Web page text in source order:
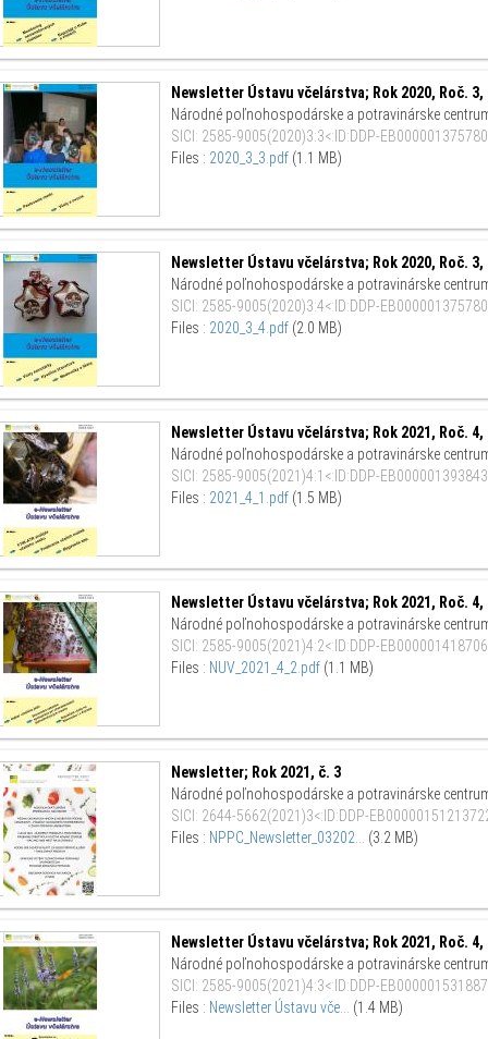
Newsletter Ústavu včelárstva; Rok 2020, Roč. 3,
Národné poľnohospodárske a potravinárske
SICI : 2585-9005(2020)3:3<:ID:DDP-
Files : 2020_3_3.pdf (1.1 MB)
Newsletter Ústavu včelárstva; Rok 2020, Roč. 3,
Národné poľnohospodárske a potravinárske
SICI : 2585-9005(2020)3:4<:ID:DDP-
Files : 2020_3_4.pdf (2.0 MB)
Newsletter Ústavu včelárstva; Rok 2021, Roč. 4,
Národné poľnohospodárske a potravinárske
SICI : 2585-9005(2021)4:1<:ID:DDP-
Files : 2021_4_1.pdf (1.5 MB)
Newsletter Ústavu včelárstva; Rok 2021, Roč. 4,
Národné poľnohospodárske a potravinárske
SICI : 2585-9005(2021)4:2<:ID:DDP-
Files : NUV_2021_4_2.pdf (1.1 MB)
Newsletter; Rok 2021, č. 3
Národné poľnohospodárske a potravinárske
SICI : 2644-5662(2021)3<:ID:DDP-
Files : NPPC_Newsletter_03202... (3.2 MB)
Newsletter Ústavu včelárstva; Rok 2021, Roč. 4,
Národné poľnohospodárske a potravinárske
SICI : 2585-9005(2021)4:3<:ID:DDP-
Files : Newsletter Ústavu vče... (1.4 MB)